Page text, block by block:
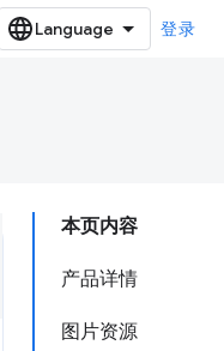
登录
本页内容
产品详情
图片资源